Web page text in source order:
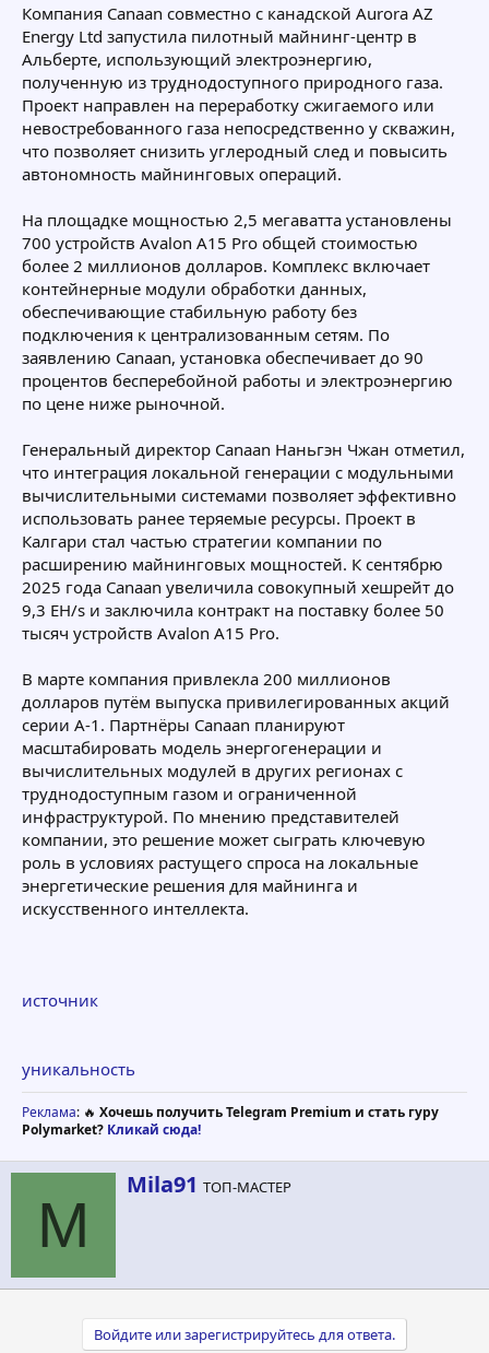
я
ы
л
а
Компания Canaan совместно с канадской Aurora AZ
Energy Ltd запустила пилотный майнинг-центр в
Альберте, использующий электроэнергию,
полученную из труднодоступного природного газа.
Проект направлен на переработку сжигаемого или
невостребованного газа непосредственно у скважин,
что позволяет снизить углеродный след и повысить
автономность майнинговых операций.
На площадке мощностью 2,5 мегаватта установлены
700 устройств Avalon A15 Pro общей стоимостью
более 2 миллионов долларов. Комплекс включает
контейнерные модули обработки данных,
обеспечивающие стабильную работу без
подключения к централизованным сетям. По
заявлению Canaan, установка обеспечивает до 90
процентов бесперебойной работы и электроэнергию
по цене ниже рыночной.
Генеральный директор Canaan Наньгэн Чжан отметил,
что интеграция локальной генерации с модульными
вычислительными системами позволяет эффективно
использовать ранее теряемые ресурсы. Проект в
Калгари стал частью стратегии компании по
расширению майнинговых мощностей. К сентябрю
2025 года Canaan увеличила совокупный хешрейт до
9,3 EH/s и заключила контракт на поставку более 50
тысяч устройств Avalon A15 Pro.
В марте компания привлекла 200 миллионов
долларов путём выпуска привилегированных акций
серии A-1. Партнёры Canaan планируют
масштабировать модель энергогенерации и
вычислительных модулей в других регионах с
труднодоступным газом и ограниченной
инфраструктурой. По мнению представителей
компании, это решение может сыграть ключевую
роль в условиях растущего спроса на локальные
энергетические решения для майнинга и
искусственного интеллекта.
источник
уникальность
Реклама: 🔥 Хочешь получить Telegram Premium и стать гуру
Polymarket? Кликай сюда!
M
А
вMila91 ТОП-МАСТЕР
Войдите или зарегистрируйтесь для ответа.